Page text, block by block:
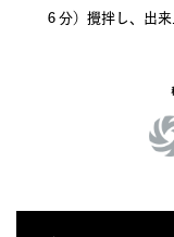
６分）攪拌し、出来